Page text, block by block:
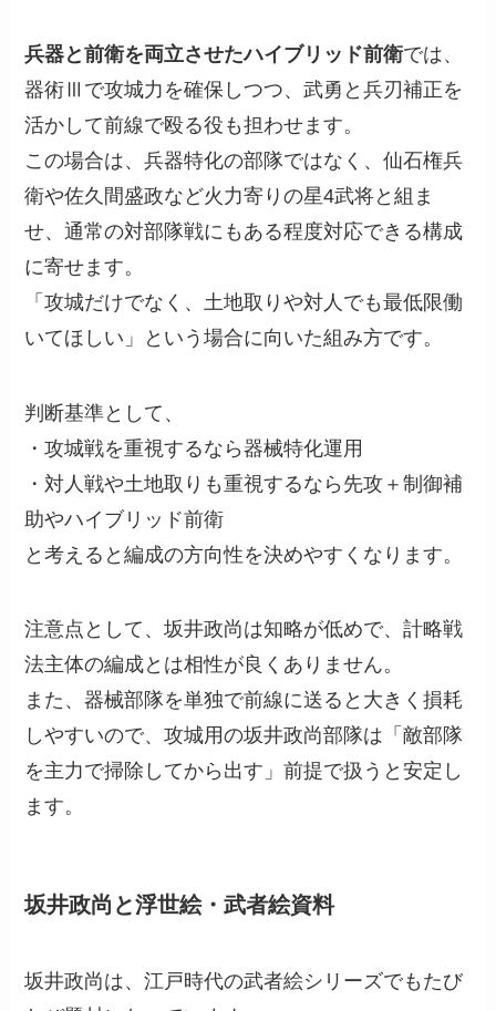
兵器と前衛を両立させたハイブリッド前衛では、
器術Ⅲで攻城力を確保しつつ、武勇と兵刃補正を
活かして前線で殴る役も担わせます。
この場合は、兵器特化の部隊ではなく、仙石権兵
衛や佐久間盛政など火力寄りの星4武将と組ま
せ、通常の対部隊戦にもある程度対応できる構成
に寄せます。
「攻城だけでなく、土地取りや対人でも最低限働
いてほしい」という場合に向いた組み方です。
判断基準として、
・攻城戦を重視するなら器械特化運用
・対人戦や土地取りも重視するなら先攻＋制御補
助やハイブリッド前衛
と考えると編成の方向性を決めやすくなります。
注意点として、坂井政尚は知略が低めで、計略戦
法主体の編成とは相性が良くありません。
また、器械部隊を単独で前線に送ると大きく損耗
しやすいので、攻城用の坂井政尚部隊は「敵部隊
を主力で掃除してから出す」前提で扱うと安定し
ます。
坂井政尚と浮世絵・武者絵資料
坂井政尚は、江戸時代の武者絵シリーズでもたび